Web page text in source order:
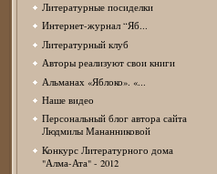
Литературные посиделки
Интернет-журнал “Яб...
Литературный клуб
Авторы реализуют свои книги
Альманах «Яблоко». «...
Наше видео
Персональный блог автора сайта
Людмилы Мананниковой
Конкурс Литературного дома
"Алма-Ата" - 2012